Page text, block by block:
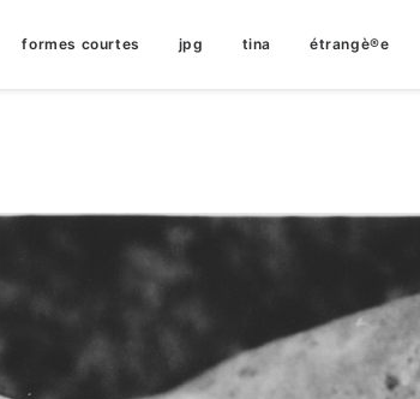
formes courtes jpg tina étrangè®e